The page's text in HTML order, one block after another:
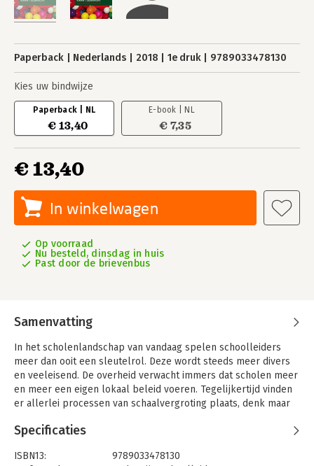
Paperback Nederlands 2018 1e druk 9789033478130
Kies uw bindwijze
Paperback | NL
€ 13,40
E-book | NL
€ 7,35
€ 13,40
In winkelwagen
Op voorraad
Nu besteld, dinsdag in huis
Past door de brievenbus
Samenvatting
In het scholenlandschap van vandaag spelen schoolleiders
meer dan ooit een sleutelrol. Deze wordt steeds meer divers
en veeleisend. De overheid verwacht immers dat scholen meer
en meer een eigen lokaal beleid voeren. Tegelijkertijd vinden
er allerlei processen van schaalvergroting plaats, denk maar
Ook in het onderzoek en de theorievorming over
schoolleiderschap deed er zich een verschuiving voor. Deze
Specificaties
ISBN13:
9789033478130